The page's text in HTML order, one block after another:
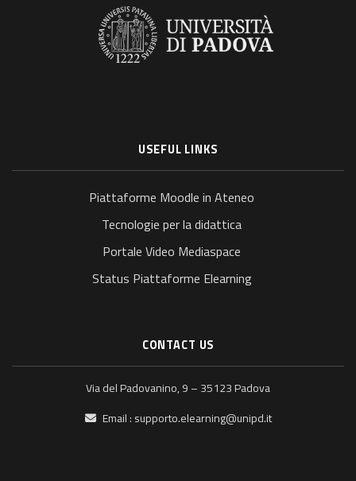
USEFUL LINKS
Piattaforme Moodle in Ateneo
Tecnologie per la didattica
Portale Video Mediaspace
Status Piattaforme Elearning
CONTACT US
Via del Padovanino, 9 – 35123 Padova
Email : supporto.elearning@unipd.it